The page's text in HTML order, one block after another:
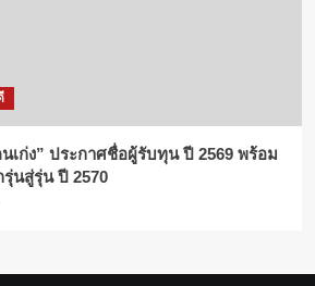
เก่ง” ประกาศชื่อผู้รับทุน ปี 2569 พร้อม
นสู่รุ่น ปี 2570